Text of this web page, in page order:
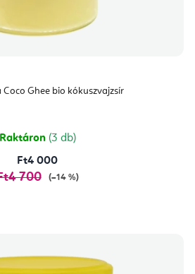
Coco Ghee bio kókuszvajzsír
Raktáron (3 db)
Ft4 000
700 (–14 %)